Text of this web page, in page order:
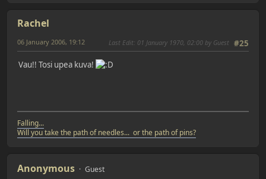
Rachel
#25
06 January 2006, 19:12 Last Edit: 01 January 1970, 02:00 by Guest
Vau!! Tosi upea kuva!
Falling...
Will you take the path of needles... or the path of pins?
Anonymous Guest